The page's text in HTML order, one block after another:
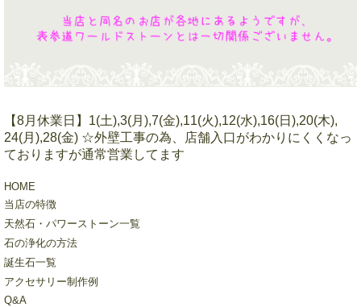
【8月休業日】1(土),3(月),7(金),11(火),12(水),16(日),20(木),
24(月),28(金) ☆外壁工事の為、店舗入口がわかりにくくなっ
ておりますが通常営業してます
HOME
当店の特徴
天然石・パワーストーン一覧
石の浄化の方法
誕生石一覧
アクセサリー制作例
Q&A